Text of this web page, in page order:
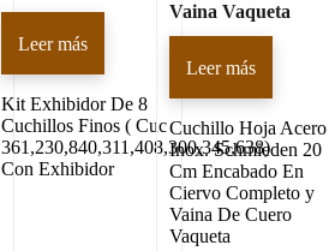
Leer más
Kit Exhibidor De 8
Cuchillos Finos ( Cuc
361,230,840,311,408,300,345,638)
Con Exhibidor
Vaina Vaqueta
Leer más
Cuchillo Hoja Acero
Inox. Schmieden 20
Cm Encabado En
Ciervo Completo y
Vaina De Cuero
Vaqueta